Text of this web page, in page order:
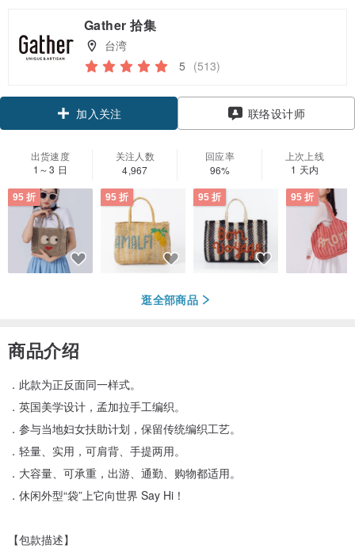
Gather 拾集
台湾
5 (513)
加入关注 联络设计师
出货速度
1～3 日
关注人数
4,967
回应率
96%
上次上线
1 天内
95 折 95 折 95 折 95 折
逛全部商品
商品介绍
．此款为正反面同一样式。
．英国美学设计，孟加拉手工编织。
．参与当地妇女扶助计划，保留传统编织工艺。
．轻量、实用，可肩背、手提两用。
．大容量、可承重，出游、通勤、购物都适用。
．休闲外型“袋”上它向世界 Say Hi！
【包款描述】